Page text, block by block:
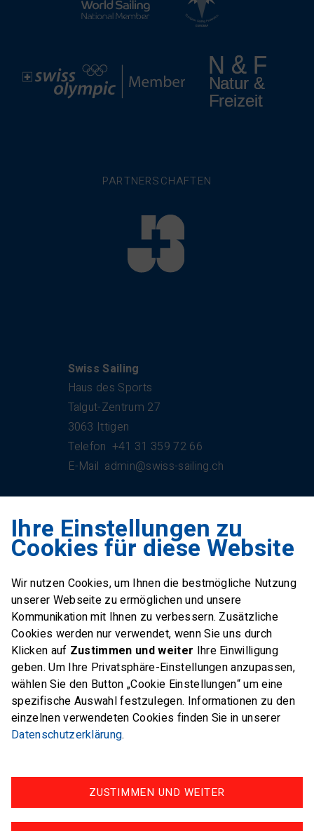
PARTNERSCHAFTEN
Swiss Sailing
Haus des Sports
Talgut-Zentrum 27
3063 Ittigen
Telefon +41 31 359 72 66
E-Mail admin@swiss-sailing.ch
Swiss Sailing Team
Industriestrasse 51
E-Mail office@swiss-sailing-
team.ch
FOLLOW US ON
Twitter FacebookInstagram
Ihre Einstellungen zu
Cookies für diese Website
Wir nutzen Cookies, um Ihnen die bestmögliche Nutzung
unserer Webseite zu ermöglichen und unsere
Kommunikation mit Ihnen zu verbessern. Zusätzliche
Cookies werden nur verwendet, wenn Sie uns durch
Klicken auf Zustimmen und weiter Ihre Einwilligung
geben. Um Ihre Privatsphäre-Einstellungen anzupassen,
wählen Sie den Button „Cookie Einstellungen“ um eine
spezifische Auswahl festzulegen. Informationen zu den
einzelnen verwendeten Cookies finden Sie in unserer
Datenschutzerklärung.
ZUSTIMMEN UND WEITER